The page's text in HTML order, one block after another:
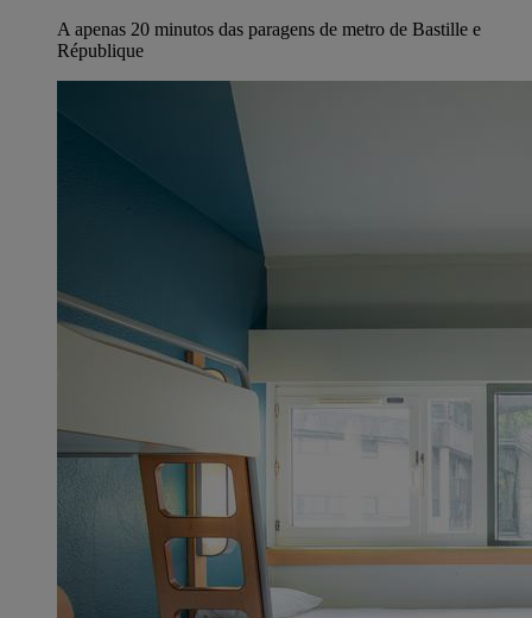
A apenas 20 minutos das paragens de metro de Bastille e
République